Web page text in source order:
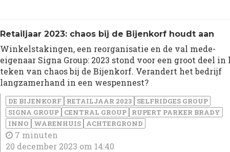
Retailjaar 2023: chaos bij de Bijenkorf houdt aan
Winkelstakingen, een reorganisatie en de val mede-
eigenaar Signa Group: 2023 stond voor een groot deel in
teken van chaos bij de Bijenkorf. Verandert het bedrijf
langzamerhand in een wespennest?
DE BIJENKORF RETAILJAAR 2023
SELFRIDGES GROUP
SIGNA GROUP
CENTRAL GROUP
RUPERT PARKER BRADY
INNO
WARENHUIS ACHTERGROND
7 minuten
20 december 2023 om 14:40